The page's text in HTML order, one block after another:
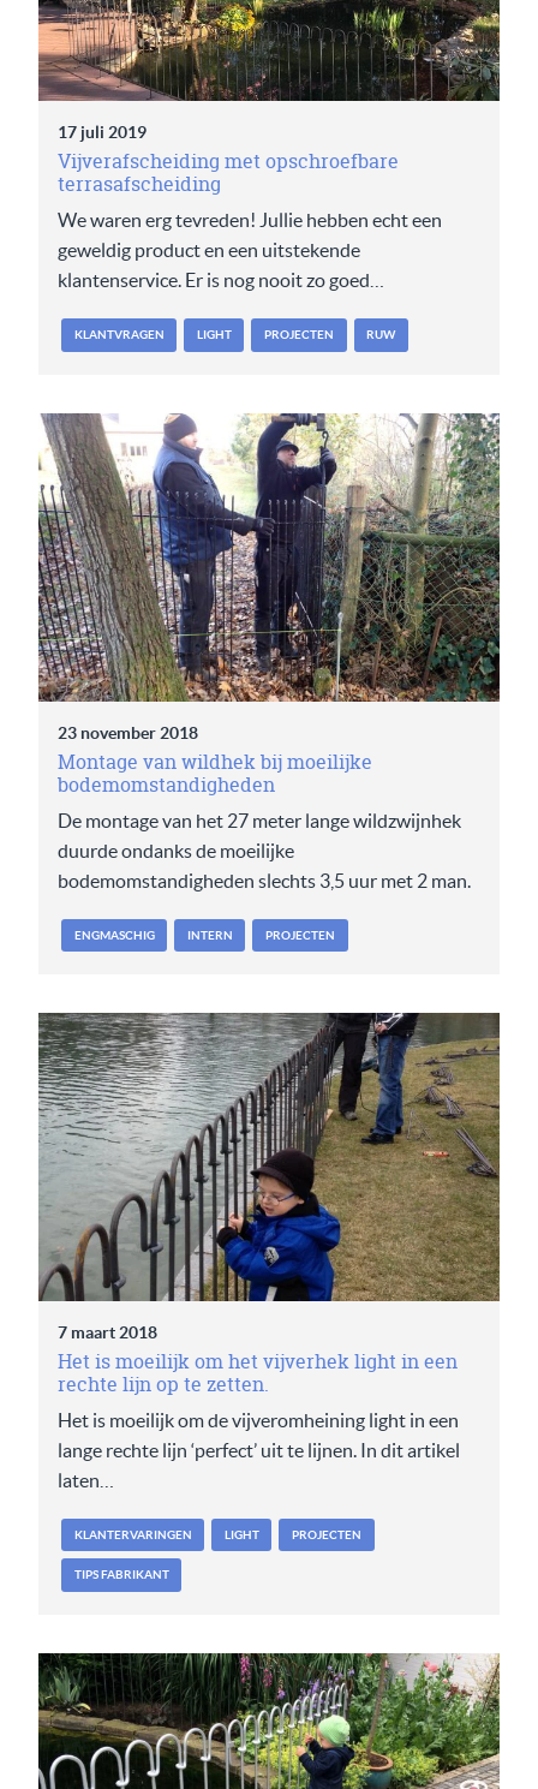
17 juli 2019
Vijverafscheiding met opschroefbare
terrasafscheiding
We waren erg tevreden! Jullie hebben echt een
geweldig product en een uitstekende
klantenservice. Er is nog nooit zo goed…
KLANTVRAGEN LIGHT PROJECTEN RUW
23 november 2018
Montage van wildhek bij moeilijke
bodemomstandigheden
De montage van het 27 meter lange wildzwijnhek
duurde ondanks de moeilijke
bodemomstandigheden slechts 3,5 uur met 2 man.
ENGMASCHIG INTERN PROJECTEN
7 maart 2018
Het is moeilijk om het vijverhek light in een
rechte lijn op te zetten.
Het is moeilijk om de vijveromheining light in een
lange rechte lijn ‘perfect’ uit te lijnen. In dit artikel
laten…
KLANTERVARINGEN LIGHT PROJECTEN
TIPS FABRIKANT